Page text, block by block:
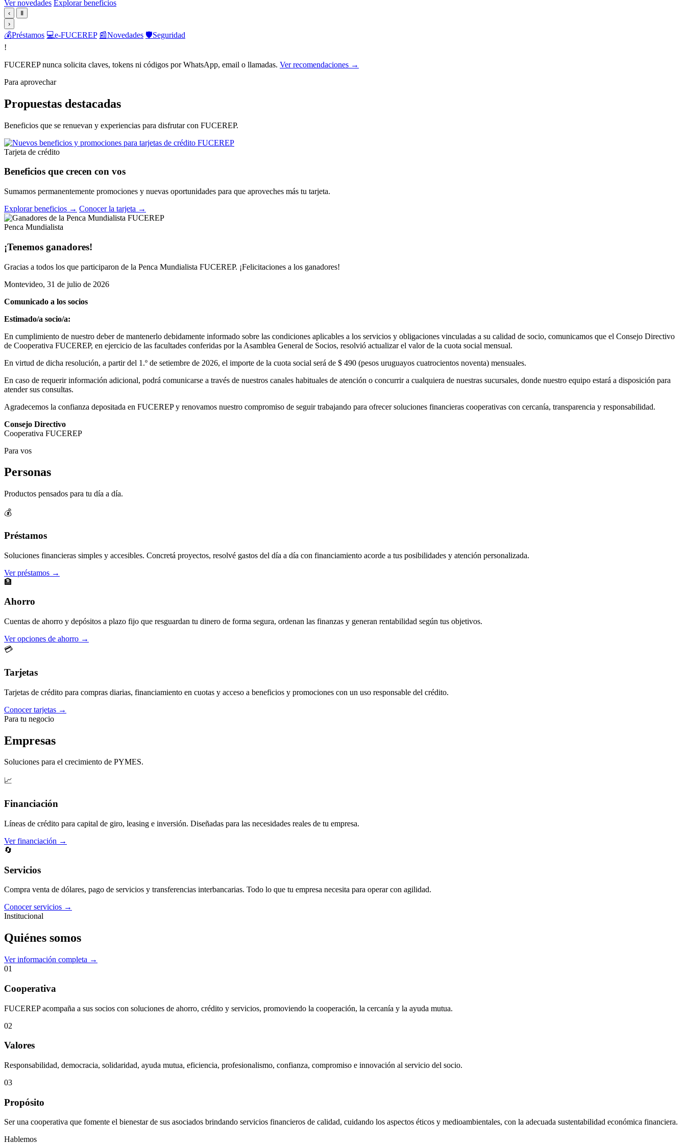
Ver novedades Explorar beneficios
‹
Ⅱ
›
💰Préstamos 💻e-FUCEREP 📰Novedades 🛡️Seguridad
!
FUCEREP nunca solicita claves, tokens ni códigos por WhatsApp, email o llamadas. Ver recomendaciones →
Para aprovechar
Propuestas destacadas
Beneficios que se renuevan y experiencias para disfrutar con FUCEREP.
Tarjeta de crédito
Beneficios que crecen con vos
Sumamos permanentemente promociones y nuevas oportunidades para que aproveches más tu tarjeta.
Explorar beneficios → Conocer la tarjeta →
Penca Mundialista
¡Tenemos ganadores!
Gracias a todos los que participaron de la Penca Mundialista FUCEREP. ¡Felicitaciones a los ganadores!
Montevideo, 31 de julio de 2026
Comunicado a los socios
Estimado/a socio/a:
En cumplimiento de nuestro deber de mantenerlo debidamente informado sobre las condiciones aplicables a los servicios y obligaciones vinculadas a su calidad de socio, comunicamos que el Consejo Directivo
de Cooperativa FUCEREP, en ejercicio de las facultades conferidas por la Asamblea General de Socios, resolvió actualizar el valor de la cuota social mensual.
En virtud de dicha resolución, a partir del 1.º de setiembre de 2026, el importe de la cuota social será de $ 490 (pesos uruguayos cuatrocientos noventa) mensuales.
En caso de requerir información adicional, podrá comunicarse a través de nuestros canales habituales de atención o concurrir a cualquiera de nuestras sucursales, donde nuestro equipo estará a disposición para
atender sus consultas.
Agradecemos la confianza depositada en FUCEREP y renovamos nuestro compromiso de seguir trabajando para ofrecer soluciones financieras cooperativas con cercanía, transparencia y responsabilidad.
Consejo Directivo
Cooperativa FUCEREP
Para vos
Personas
Productos pensados para tu día a día.
💰
Préstamos
Soluciones financieras simples y accesibles. Concretá proyectos, resolvé gastos del día a día con financiamiento acorde a tus posibilidades y atención personalizada.
Ver préstamos →
🏦
Ahorro
Cuentas de ahorro y depósitos a plazo fijo que resguardan tu dinero de forma segura, ordenan las finanzas y generan rentabilidad según tus objetivos.
Ver opciones de ahorro →
💳
Tarjetas
Tarjetas de crédito para compras diarias, financiamiento en cuotas y acceso a beneficios y promociones con un uso responsable del crédito.
Conocer tarjetas →
Para tu negocio
Empresas
Soluciones para el crecimiento de PYMES.
📈
Financiación
Líneas de crédito para capital de giro, leasing e inversión. Diseñadas para las necesidades reales de tu empresa.
Ver financiación →
🔄
Servicios
Compra venta de dólares, pago de servicios y transferencias interbancarias. Todo lo que tu empresa necesita para operar con agilidad.
Conocer servicios →
Institucional
Quiénes somos
Ver información completa →
01
Cooperativa
FUCEREP acompaña a sus socios con soluciones de ahorro, crédito y servicios, promoviendo la cooperación, la cercanía y la ayuda mutua.
02
Valores
Responsabilidad, democracia, solidaridad, ayuda mutua, eficiencia, profesionalismo, confianza, compromiso e innovación al servicio del socio.
03
Propósito
Ser una cooperativa que fomente el bienestar de sus asociados brindando servicios financieros de calidad, cuidando los aspectos éticos y medioambientales, con la adecuada sustentabilidad económica financiera.
Hablemos